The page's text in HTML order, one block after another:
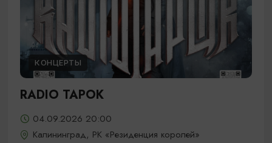
КОНЦЕРТЫ
RADIO TAPOK
04.09.2026 20:00
Калининград, РК «Резиденция королей»